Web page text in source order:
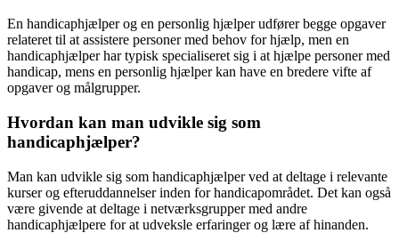
En handicaphjælper og en personlig hjælper udfører begge opgaver
relateret til at assistere personer med behov for hjælp, men en
handicaphjælper har typisk specialiseret sig i at hjælpe personer med
handicap, mens en personlig hjælper kan have en bredere vifte af
opgaver og målgrupper.
Hvordan kan man udvikle sig som
handicaphjælper?
Man kan udvikle sig som handicaphjælper ved at deltage i relevante
kurser og efteruddannelser inden for handicapområdet. Det kan også
være givende at deltage i netværksgrupper med andre
handicaphjælpere for at udveksle erfaringer og lære af hinanden.